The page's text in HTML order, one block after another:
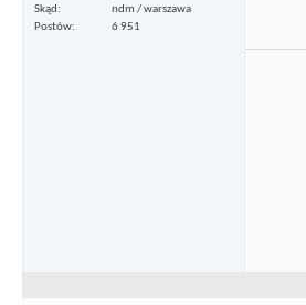
Skąd
ndm / warszawa
Postów
6 951